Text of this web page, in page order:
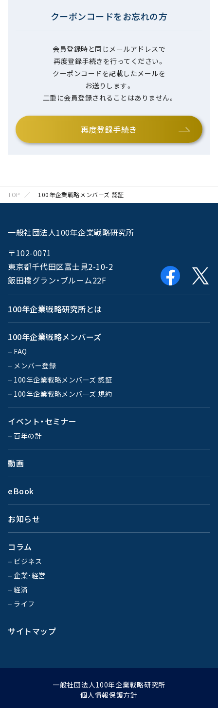
クーポンコードをお忘れの方
会員登録時と同じメールアドレスで
再度登録手続きを行ってください。
クーポンコードを記載したメールを
お送りします。
二重に会員登録されることはありません。
再度登録手続き
TOP 100年企業戦略メンバーズ 認証
一般社団法人100年企業戦略研究所
〒102-0071
東京都千代田区富士見2-10-2
飯田橋グラン・ブルーム22F
100年企業戦略研究所とは
100年企業戦略メンバーズ
FAQ
メンバー登録
100年企業戦略メンバーズ 認証
100年企業戦略メンバーズ 規約
イベント・セミナー
百年の計
動画
eBook
お知らせ
コラム
ビジネス
企業・経営
経済
ライフ
サイトマップ
一般社団法人100年企業戦略研究所
個人情報保護方針